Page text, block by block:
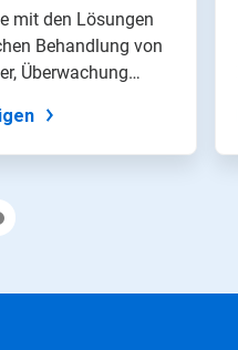
mit den Lösungen
Behandlung von
Überwachung